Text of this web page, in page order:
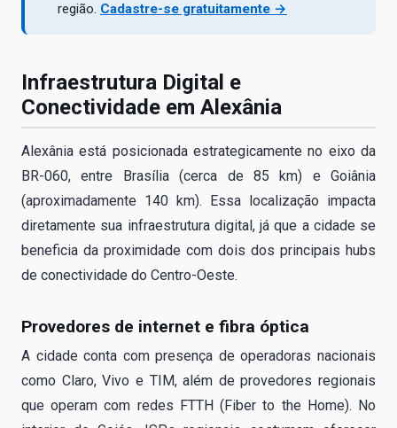
região. Cadastre-se gratuitamente →
Infraestrutura Digital e
Conectividade em Alexânia
Alexânia está posicionada estrategicamente no eixo da
BR-060, entre Brasília (cerca de 85 km) e Goiânia
(aproximadamente 140 km). Essa localização impacta
diretamente sua infraestrutura digital, já que a cidade se
beneficia da proximidade com dois dos principais hubs
de conectividade do Centro-Oeste.
Provedores de internet e fibra óptica
A cidade conta com presença de operadoras nacionais
como Claro, Vivo e TIM, além de provedores regionais
que operam com redes FTTH (Fiber to the Home). No